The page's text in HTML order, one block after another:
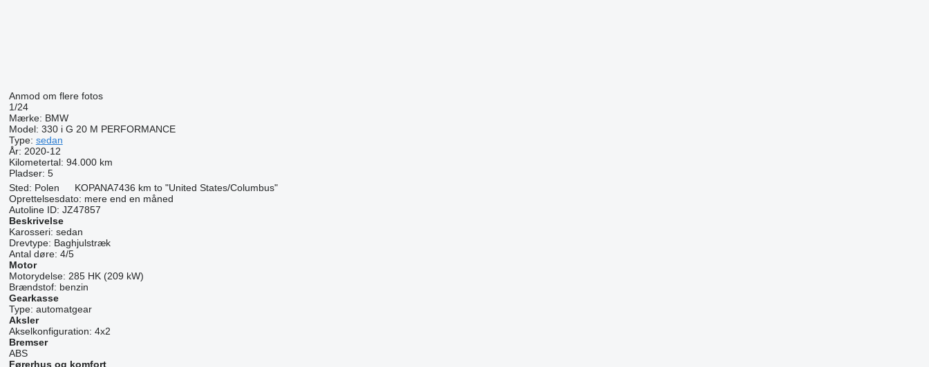
Anmod om flere fotos
1/24
Mærke: BMW
Model: 330 i G 20 M PERFORMANCE
Type: sedan
År: 2020-12
Kilometertal: 94.000 km
Pladser: 5
Sted: Polen KOPANA7436 km to "United States/Columbus"
Oprettelsesdato: mere end en måned
Autoline ID: JZ47857
Beskrivelse
Karosseri: sedan
Drevtype: Baghjulstræk
Antal døre: 4/5
Motor
Motorydelse: 285 HK (209 kW)
Brændstof: benzin
Gearkasse
Type: automatgear
Aksler
Akselkonfiguration: 4x2
Bremser
ABS
Førerhus og komfort